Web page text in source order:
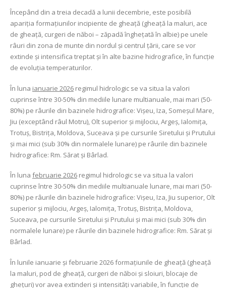
Începând din a treia decadă a lunii decembrie, este posibilă
apariţia formaţiunilor incipiente de gheaţă (gheaţă la maluri, ace
de gheaţă, curgeri de năboi – zăpadă îngheţată în albie) pe unele
râuri din zona de munte din nordul şi centrul ţării, care se vor
extinde şi intensifica treptat şi în alte bazine hidrografice, în funcţie
de evoluţia temperaturilor.
În luna ianuarie 2026 regimul hidrologic se va situa la valori
cuprinse între 30-50% din mediile lunare multianuale, mai mari (50-
80%) pe râurile din bazinele hidrografice: Vișeu, Iza, Someșul Mare,
Jiu (exceptând râul Motru), Olt superior și mijlociu, Argeș, Ialomiţa,
Trotuș, Bistrița, Moldova, Suceava şi pe cursurile Siretului şi Prutului
şi mai mici (sub 30% din normalele lunare) pe râurile din bazinele
hidrografice: Rm. Sărat și Bârlad.
În luna februarie 2026 regimul hidrologic se va situa la valori
cuprinse între 30-50% din mediile multianuale lunare, mai mari (50-
80%) pe râurile din bazinele hidrografice: Vișeu, Iza, Jiu superior, Olt
superior și mijlociu, Argeș, Ialomiţa, Trotuș, Bistrița, Moldova,
Suceava, pe cursurile Siretului şi Prutului şi mai mici (sub 30% din
normalele lunare) pe râurile din bazinele hidrografice: Rm. Sărat și
Bârlad.
În lunile ianuarie şi februarie 2026 formaţiunile de gheaţă (gheaţă
la maluri, pod de gheaţă, curgeri de năboi şi sloiuri, blocaje de
gheţuri) vor avea extinderi şi intensităţi variabile, în funcţie de